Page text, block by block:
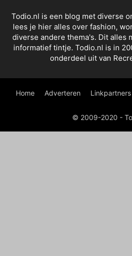
Todio.nl is een blog met diverse
lees je hier alles over fashion,
diverse andere thema's. Dit alles
informatief tintje. Todio.nl is in
onderdeel uit van
Home Adverteren Linkpartners
© 2009-2020 -